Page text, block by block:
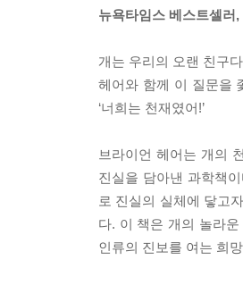
뉴욕타임스 베스트셀러
개는 우리의 오랜 친구
헤어와 함께 이 질문을
‘너희는 천재였어!’
브라이언 헤어는 개의
진실을 담아낸 과학책
로 진실의 실체에 닿고
다. 이 책은 개의 놀라
인류의 진보를 여는 희